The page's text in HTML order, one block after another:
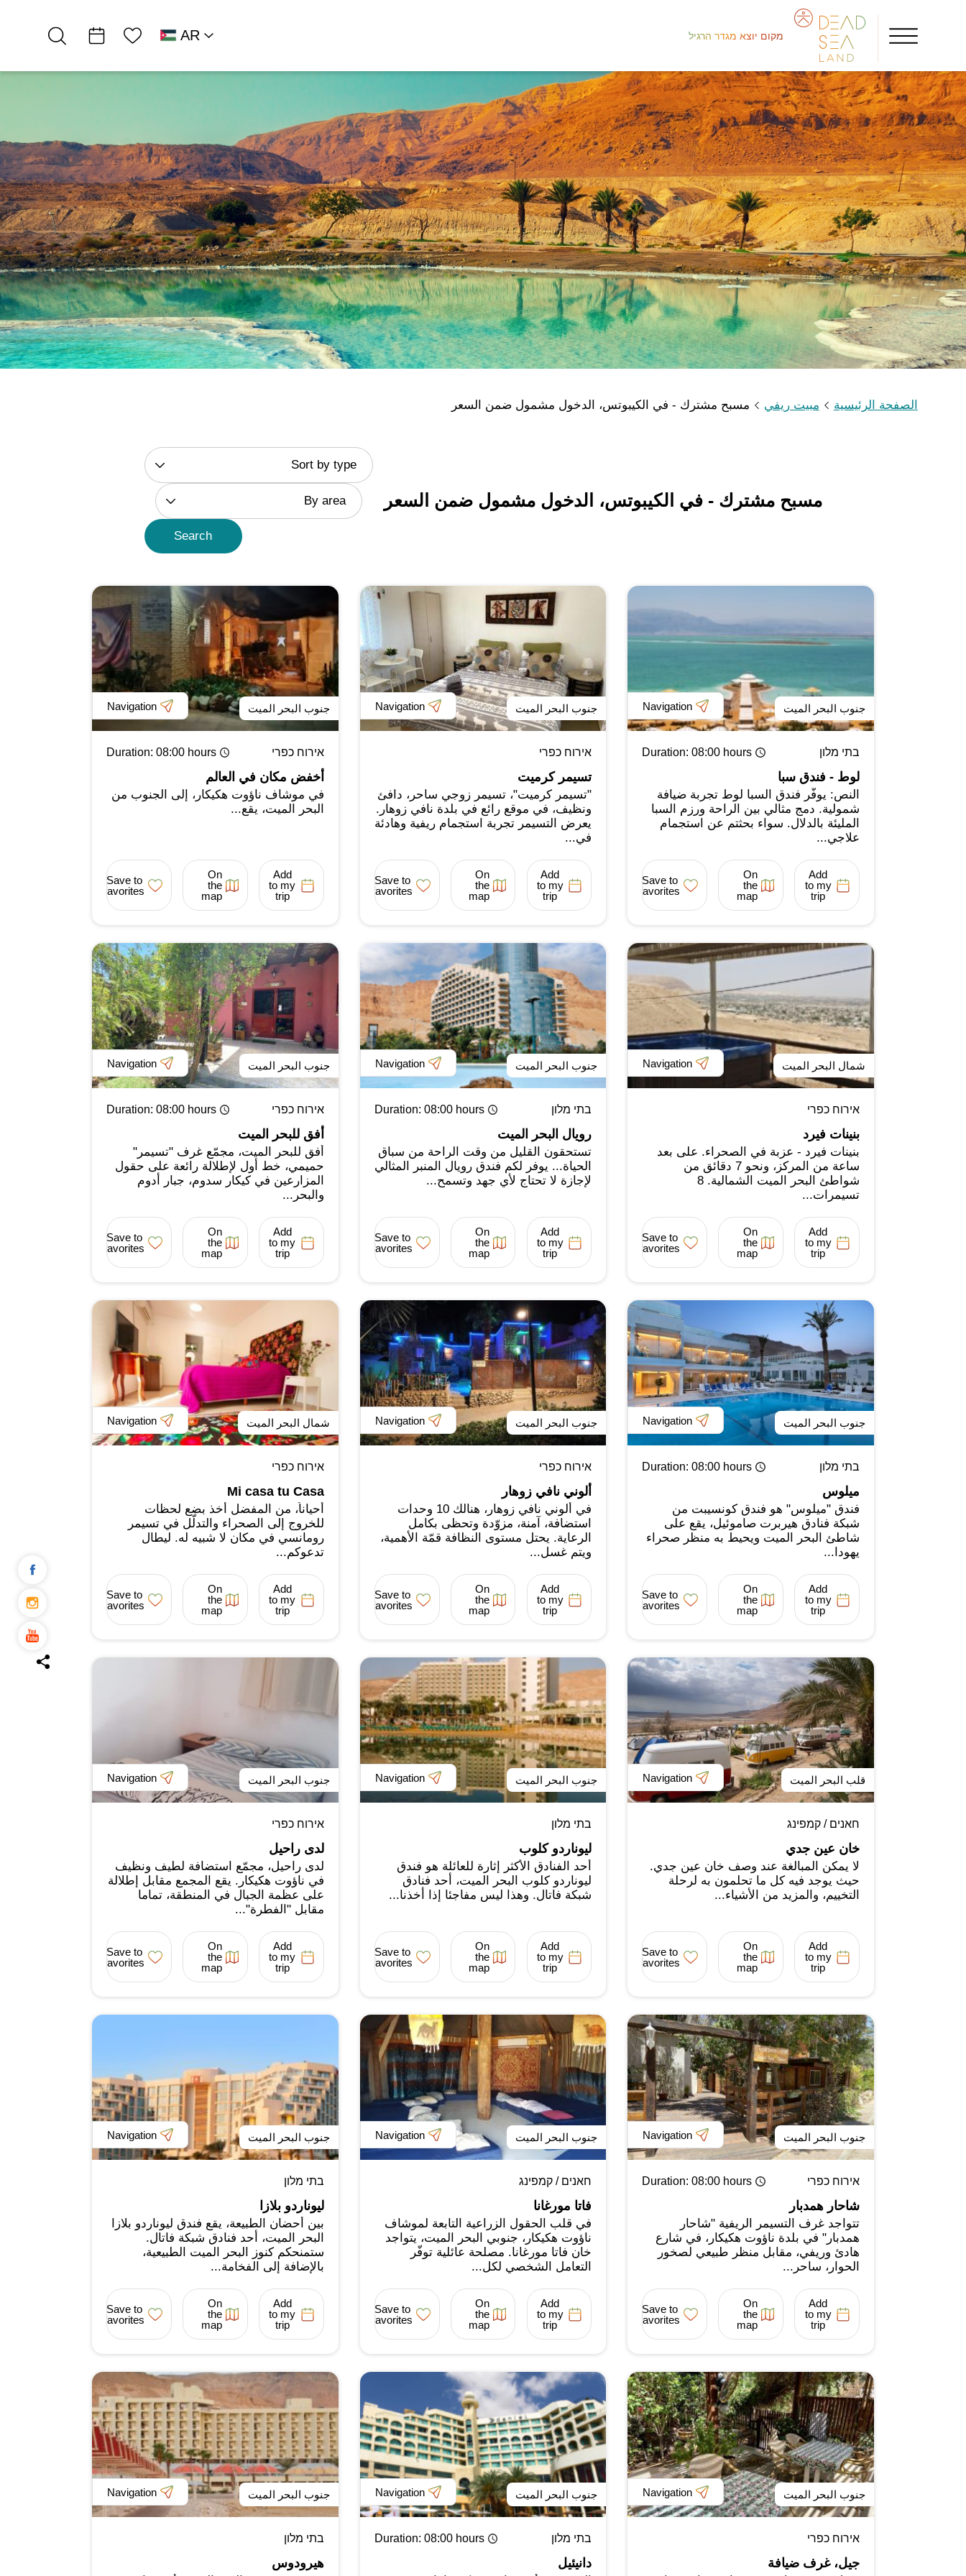
מקום יוצא מגדר הרגיל
AR
قائمة الأمنيات
الصفحة الرئيسية مبيت ريفي مسبح مشترك - في الكيبوتس، الدخول مشمول ضمن السعر
مسبح مشترك - في الكيبوتس، الدخول مشمول ضمن السعر
Sort by type
By area
Search
جنوب البحر الميت Navigation
בתי מלון Duration: 08:00 hours
لوط - فندق سبا
النص: يوفّر فندق السبا لوط تجربة ضيافة
شمولية. دمج مثالي بين الراحة ورزم السبا
المليئة بالدلال. سواء بحثتم عن استجمام
علاجي...
Add
to my
trip
On
the
map
Save to
favorites
جنوب البحر الميت Navigation
אירוח כפרי
تسيمر كرميت
"تسيمر كرميت"، تسيمر زوجي ساحر، دافئ
ونظيف، في موقع رائع في بلدة نافي زوهار.
يعرض التسيمر تجربة استجمام ريفية وهادئة
في...
Add
to my
trip
On
the
map
Save to
favorites
جنوب البحر الميت Navigation
אירוח כפרי Duration: 08:00 hours
أخفض مكان في العالم
في موشاف ناؤوت هكيكار، إلى الجنوب من
البحر الميت، يقع...
Add
to my
trip
On
the
map
Save to
favorites
شمال البحر الميت Navigation
אירוח כפרי
بنينات فيرد
بنينات فيرد - عزبة في الصحراء. على بعد
ساعة من المركز، ونحو 7 دقائق من
شواطئ البحر الميت الشمالية. 8
تسيمرات...
Add
to my
trip
On
the
map
Save to
favorites
جنوب البحر الميت Navigation
בתי מלון Duration: 08:00 hours
رويال البحر الميت
تستحقون القليل من وقت الراحة من سباق
الحياة... يوفر لكم فندق رويال المنبر المثالي
لإجازة لا تحتاج لأي جهد وتسمح...
Add
to my
trip
On
the
map
Save to
favorites
جنوب البحر الميت Navigation
אירוח כפרי Duration: 08:00 hours
أفق للبحر الميت
أفق للبحر الميت، مجمّع غرف "تسيمر"
حميمي، خط أول لإطلالة رائعة على حقول
المزارعين في كيكار سدوم، جبار أدوم
والبحر...
Add
to my
trip
On
the
map
Save to
favorites
جنوب البحر الميت Navigation
בתי מלון Duration: 08:00 hours
ميلوس
فندق "ميلوس" هو فندق كونسيبت من
شبكة فنادق هيربرت صاموئيل، يقع على
شاطئ البحر الميت ويحيط به منظر صحراء
يهودا...
Add
to my
trip
On
the
map
Save to
favorites
جنوب البحر الميت Navigation
אירוח כפרי
ألوني نافي زوهار
في ألوني نافي زوهار، هنالك 10 وحدات
استضافة، آمنة، مزوّدة وتحظى بكامل
الرعاية. يحتل مستوى النظافة قمّة الأهمية،
ويتم غسل...
Add
to my
trip
On
the
map
Save to
favorites
شمال البحر الميت Navigation
אירוח כפרי
Mi casa tu Casa
أحياناً، من المفضل أخذ بضع لحظات
للخروج إلى الصحراء والتدلّل في تسيمر
رومانسي في مكان لا شبيه له. ليطال
تدعوكم...
Add
to my
trip
On
the
map
Save to
favorites
قلب البحر الميت Navigation
חאנים / קמפינג
خان عين جدي
لا يمكن المبالغة عند وصف خان عين جدي.
حيث يوجد فيه كل ما تحلمون به لرحلة
التخييم، والمزيد من الأشياء...
Add
to my
trip
On
the
map
Save to
favorites
جنوب البحر الميت Navigation
בתי מלון
ليوناردو كلوب
أحد الفنادق الأكثر إثارة للعائلة هو فندق
ليوناردو كلوب البحر الميت، أحد فنادق
شبكة فاتال. وهذا ليس مفاجئا إذا أخذنا...
Add
to my
trip
On
the
map
Save to
favorites
جنوب البحر الميت Navigation
אירוח כפרי
لدى راحيل
لدى راحيل، مجمّع استضافة لطيف ونظيف
في ناؤوت هكيكار. يقع المجمع مقابل إطلالة
على عظمة الجبال في المنطقة، تماما
مقابل "الفطرة"...
Add
to my
trip
On
the
map
Save to
favorites
جنوب البحر الميت Navigation
אירוח כפרי Duration: 08:00 hours
شاحار همدبار
تتواجد غرف التسيمر الريفية "شاحار
همدبار" في بلدة ناؤوت هكيكار، في شارع
هادئ وريفي، مقابل منظر طبيعي لصخور
الحوار، ساحر...
Add
to my
trip
On
the
map
Save to
favorites
جنوب البحر الميت Navigation
חאנים / קמפינג
فاتا مورغانا
في قلب الحقول الزراعية التابعة لموشاف
ناؤوت هكيكار، جنوبي البحر الميت، يتواجد
خان فاتا مورغانا. مصلحة عائلية توفّر
التعامل الشخصي لكل...
Add
to my
trip
On
the
map
Save to
favorites
جنوب البحر الميت Navigation
בתי מלון
ليوناردو بلازا
بين أحضان الطبيعة، يقع فندق ليوناردو بلازا
البحر الميت، أحد فنادق شبكة فاتال.
ستمنحكم كنوز البحر الميت الطبيعية،
بالإضافة إلى الفخامة...
Add
to my
trip
On
the
map
Save to
favorites
جنوب البحر الميت Navigation
אירוח כפרי
جيل، غرف ضيافة
جنوب البحر الميت Navigation
בתי מלון Duration: 08:00 hours
دانيئيل
جنوب البحر الميت Navigation
בתי מלון
هيرودوس
אירוח כפרי
سمادار في الصحراء